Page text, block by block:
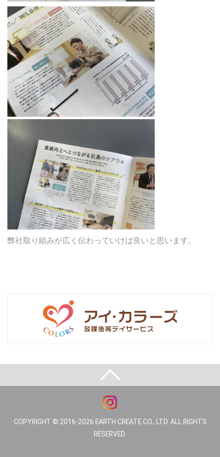
弊社取り組みが広く伝わっていけば良いと思います。
COPYRIGHT © 2016-2026 EARTH CREATE CO., LTD. ALL RIGHTS
RESERVED.